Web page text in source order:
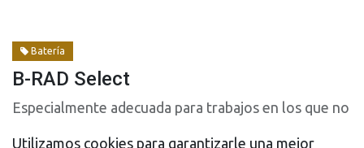
Batería
B-RAD Select
Especialmente adecuada para trabajos en los que no
Utilizamos cookies para garantizarle una mejor